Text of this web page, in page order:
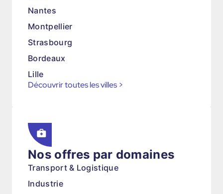
Nantes
Montpellier
Strasbourg
Bordeaux
Lille
Découvrir toutes les villes >
Nos offres par domaines
Transport & Logistique
Industrie